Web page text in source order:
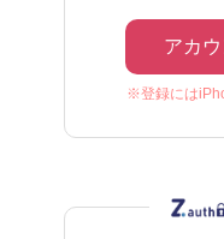
アカウ
※登録には